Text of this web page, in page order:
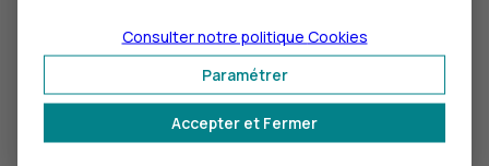
l’argent ?
Accepter et Fermer
Paramétrer
Consulter notre politique Cookies